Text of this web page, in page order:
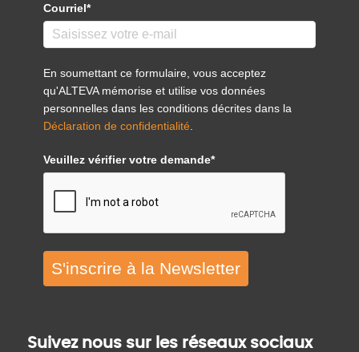
Courriel*
En soumettant ce formulaire, vous acceptez
qu'ALTEVA mémorise et utilise vos données
personnelles dans les conditions décrites dans la
Déclaration de confidentialité
Veuillez vérifier votre demande*
S'inscrire à la Newsletter
Suivez nous sur les réseaux sociaux